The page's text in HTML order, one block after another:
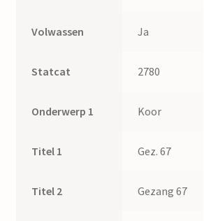
Volwassen Ja
Statcat 2780
Onderwerp 1 Koor
Titel 1 Gez. 67
Titel 2 Gezang 67